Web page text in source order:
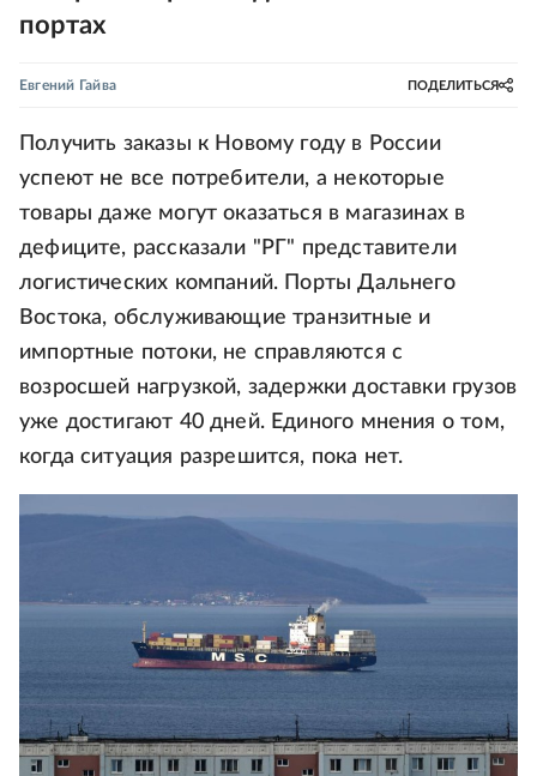
портах
Евгений Гайва ПОДЕЛИТЬСЯ
Получить заказы к Новому году в России
успеют не все потребители, а некоторые
товары даже могут оказаться в магазинах в
дефиците, рассказали "РГ" представители
логистических компаний. Порты Дальнего
Востока, обслуживающие транзитные и
импортные потоки, не справляются с
возросшей нагрузкой, задержки доставки грузов
уже достигают 40 дней. Единого мнения о том,
когда ситуация разрешится, пока нет.